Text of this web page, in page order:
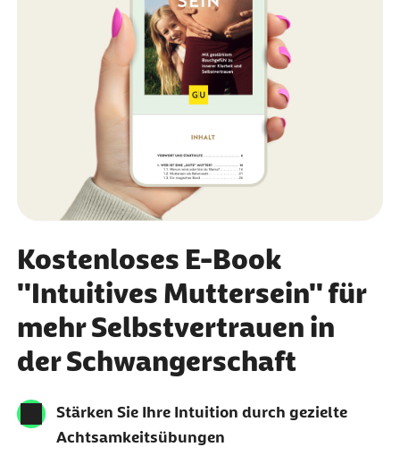
Kostenloses E-Book
"Intuitives Muttersein" für
mehr Selbstvertrauen in
der Schwangerschaft
Stärken Sie Ihre Intuition durch gezielte
Achtsamkeitsübungen